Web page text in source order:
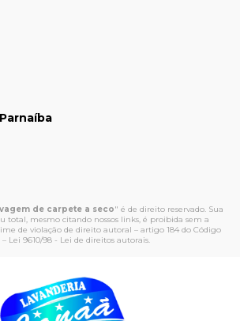
de carpete a seco" é de direito reservado. Sua
total, mesmo citando nossos links, é proibida sem a
de violação de direito autoral – artigo 184 do Código
– Lei 9610/98 - Lei de direitos autorais.